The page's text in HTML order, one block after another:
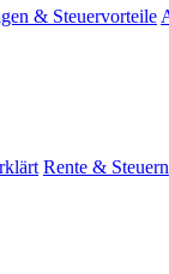
& Steuervorteile
Rente & Steuern